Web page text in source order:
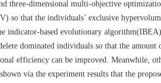
three-dimensional multi-objective
that the individuals’ exclusive
indicator-based evolutionary
dominated individuals so that the
efficiency can be improved. Meanwhile,
via the experiment results that the